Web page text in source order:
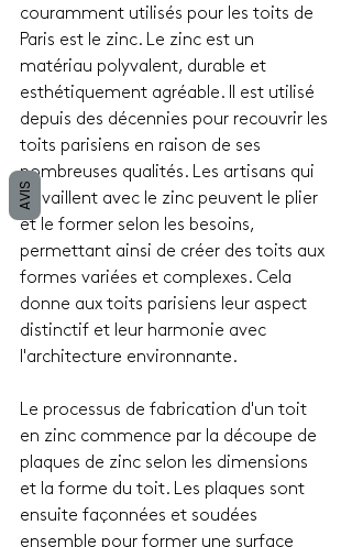
couramment utilisés pour les toits de
Paris est le zinc. Le zinc est un
matériau polyvalent, durable et
esthétiquement agréable. Il est utilisé
depuis des décennies pour recouvrir les
toits parisiens en raison de ses
nombreuses qualités. Les artisans qui
travaillent avec le zinc peuvent le plier
et le former selon les besoins,
permettant ainsi de créer des toits aux
formes variées et complexes. Cela
donne aux toits parisiens leur aspect
distinctif et leur harmonie avec
l'architecture environnante.
Le processus de fabrication d'un toit
en zinc commence par la découpe de
plaques de zinc selon les dimensions
et la forme du toit. Les plaques sont
ensuite façonnées et soudées
ensemble pour former une surface
AVIS